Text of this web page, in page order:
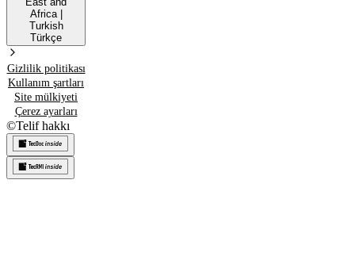
Africa|
Turkish
Türkçe
Gizlilik politikası
Kullanım şartları
Site mülkiyeti
Çerez ayarları
©Telif hakkı